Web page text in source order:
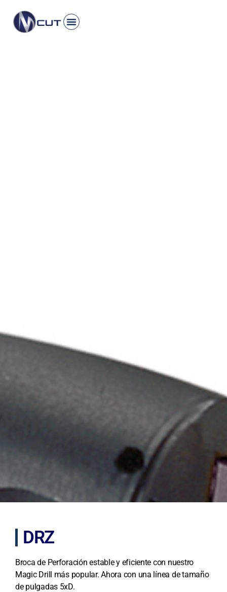
DRZ
Broca de Perforación estable y eficiente con nuestro
Magic Drill más popular. Ahora con una línea de tamaño
de pulgadas 5xD.